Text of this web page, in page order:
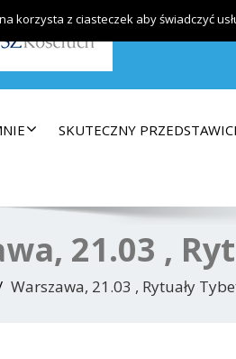
– Kreatywne Szkolenia
SKUTECZNY
21.03 ,
Warszawa, 21.03 , Rytuały
korzysta z ciasteczek aby świadczyć